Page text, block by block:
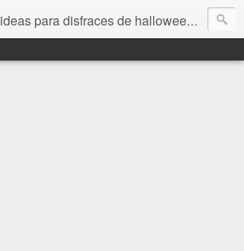
ideas para disfraces de halloween y carnaval, días especiales, día del padre y día de la madre, imágenes bonitas de amor